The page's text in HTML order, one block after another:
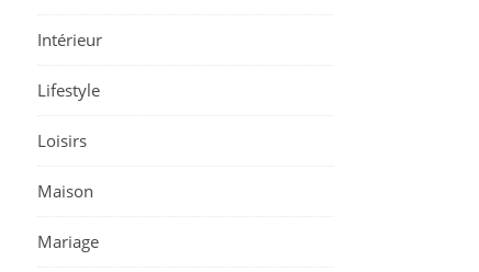
Intérieur
Lifestyle
Loisirs
Maison
Mariage